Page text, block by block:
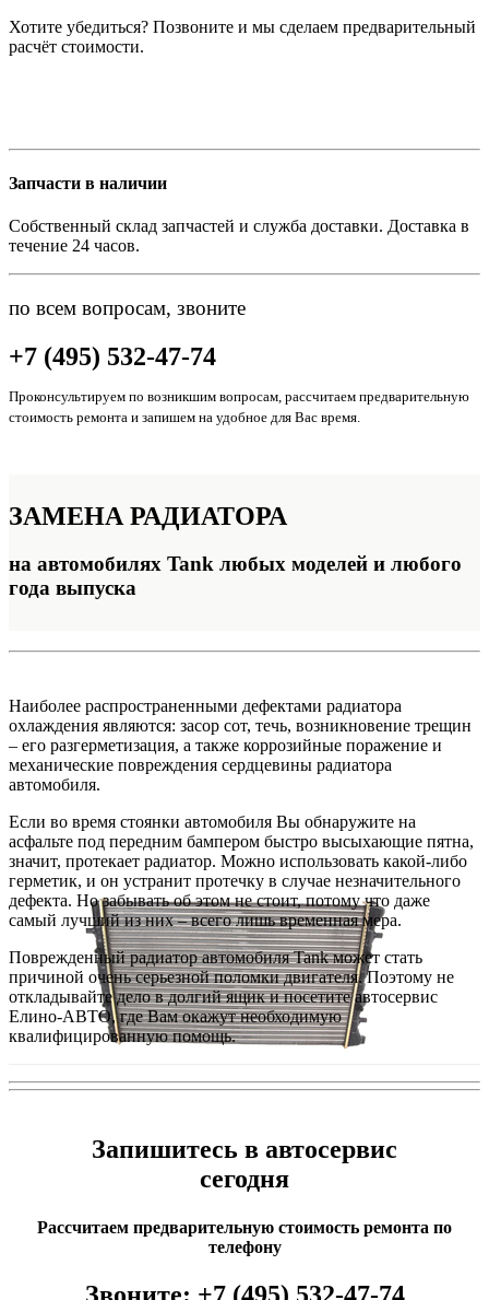
Хотите убедиться? Позвоните и мы сделаем предварительный
расчёт стоимости.
Запчасти в наличии
Собственный склад запчастей и служба доставки. Доставка в
течение 24 часов.
по всем вопросам, звоните
+7 (495) 532-47-74
Проконсультируем по возникшим вопросам, рассчитаем предварительную
стоимость ремонта и запишем на удобное для Вас время.
ЗАМЕНА РАДИАТОРА
на автомобилях Tank любых моделей и любого
года выпуска
Наиболее распространенными дефектами радиатора
охлаждения являются: засор сот, течь, возникновение трещин
– его разгерметизация, а также коррозийные поражение и
механические повреждения сердцевины радиатора
автомобиля.
Если во время стоянки автомобиля Вы обнаружите на
асфальте под передним бампером быстро высыхающие пятна,
значит, протекает радиатор. Можно использовать какой-либо
герметик, и он устранит протечку в случае незначительного
дефекта. Но забывать об этом не стоит, потому что даже
самый лучший из них – всего лишь временная мера.
Поврежденный радиатор автомобиля Tank может стать
причиной очень серьезной поломки двигателя. Поэтому не
откладывайте дело в долгий ящик и посетите автосервис
Елино-АВТО, где Вам окажут необходимую
квалифицированную помощь.
Запишитесь в автосервис
сегодня
Рассчитаем предварительную стоимость ремонта по
телефону